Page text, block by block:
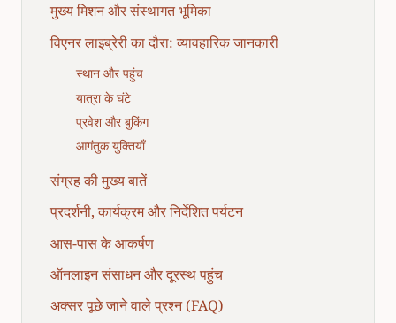
मुख्य मिशन और संस्थागत भूमिका
विएनर लाइब्रेरी का दौरा: व्यावहारिक जानकारी
स्थान और पहुंच
यात्रा के घंटे
प्रवेश और बुकिंग
आगंतुक युक्तियाँ
संग्रह की मुख्य बातें
प्रदर्शनी, कार्यक्रम और निर्देशित पर्यटन
आस-पास के आकर्षण
ऑनलाइन संसाधन और दूरस्थ पहुंच
अक्सर पूछे जाने वाले प्रश्न (FAQ)